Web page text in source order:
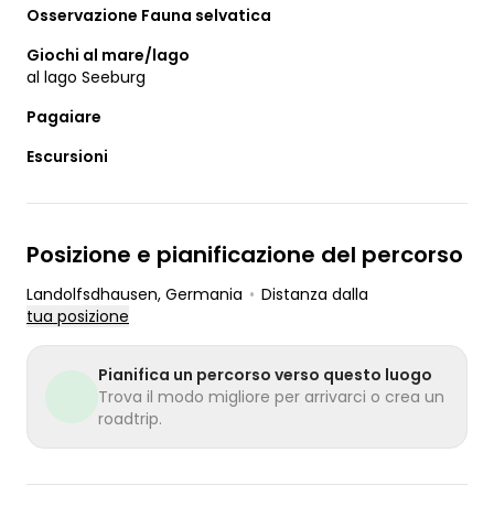
Osservazione Fauna selvatica
Giochi al mare/lago
al lago Seeburg
Pagaiare
Escursioni
Posizione e pianificazione del percorso
Landolfsdhausen, Germania • Distanza dalla
tua posizione
Pianifica un percorso verso questo luogo
Trova il modo migliore per arrivarci o crea un
roadtrip.